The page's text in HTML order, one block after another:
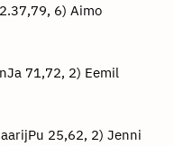
6) Aimo
71,72, 2) Eemil
25,62, 2) Jenni